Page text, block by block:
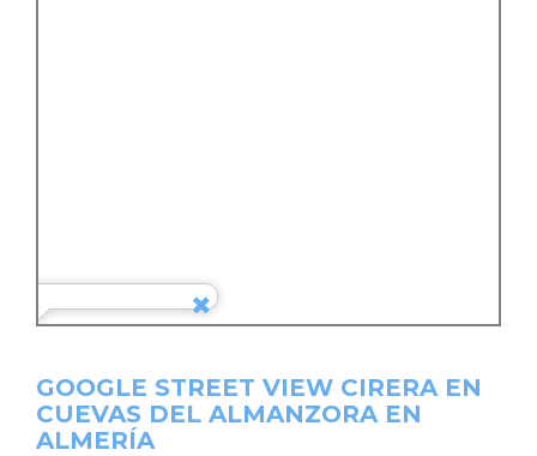
GOOGLE STREET VIEW CIRERA EN
CUEVAS DEL ALMANZORA EN
ALMERÍA